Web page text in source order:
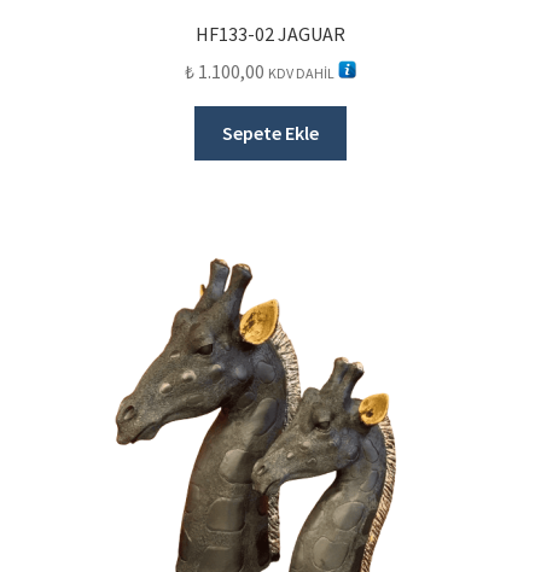
HF133-02 JAGUAR
₺ 1.100,00 KDV DAHİL
Sepete Ekle